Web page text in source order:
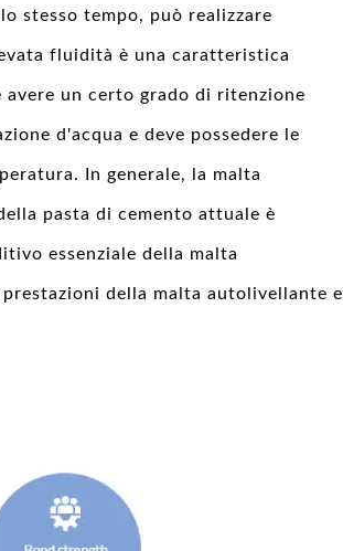
stesso tempo, può realizzare
fluidità è una caratteristica
un certo grado di ritenzione
d'acqua e deve possedere le
In generale, la malta
pasta di cemento attuale è
essenziale della malta
della malta autolivellante e